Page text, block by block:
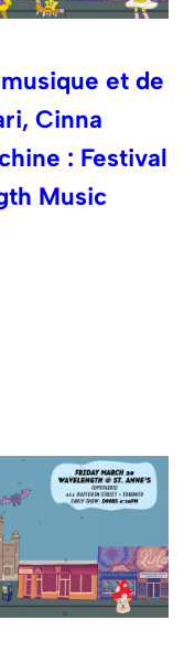
et de
Cinna
: Festival
Music